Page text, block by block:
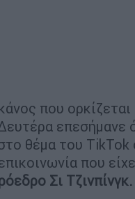
που
επεσήμανε
θέμα του TikTok
που
Σι Τζινπίνγκ.